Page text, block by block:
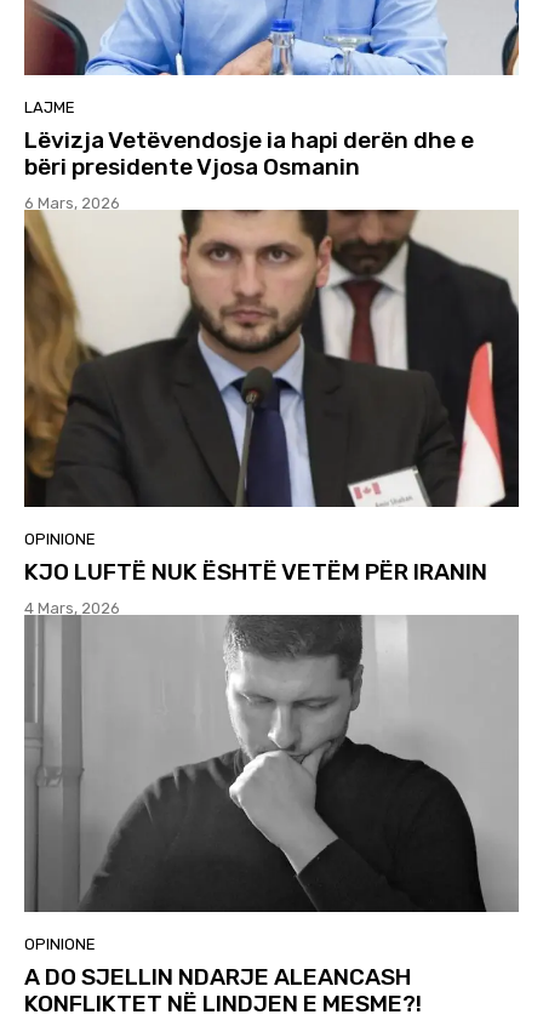
LAJME
Lëvizja Vetëvendosje ia hapi derën dhe e
bëri presidente Vjosa Osmanin
6 Mars, 2026
OPINIONE
KJO LUFTË NUK ËSHTË VETËM PËR IRANIN
4 Mars, 2026
OPINIONE
A DO SJELLIN NDARJE ALEANCASH
KONFLIKTET NË LINDJEN E MESME?!